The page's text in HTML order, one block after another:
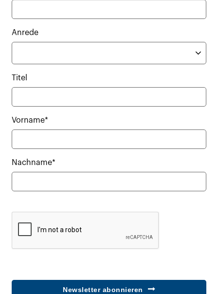
Anrede
Titel
Vorname*
Nachname*
Newsletter abonnieren